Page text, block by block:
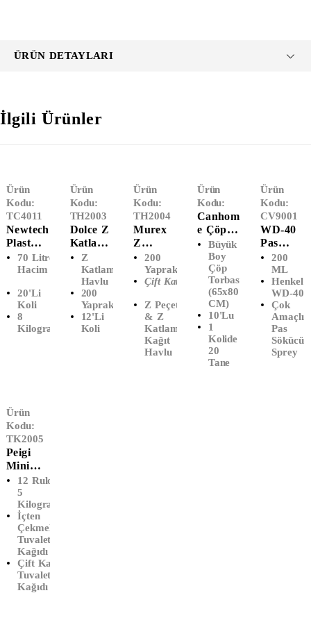
ÜRÜN DETAYLARI
İlgili Ürünler
Ürün
Kodu:
TC4011
Newtech
Plast
Endüstri
Yel Çöp
Battal
Boy
(72x95)
70 Litre
Hacim
20'Li
Koli
8
Kilogram
Ürün
Kodu:
TH2003
Dolce Z
Katlama
Lı
Dispense
R Havlu
(12'li)
Z
Katlamalı
Havlu
200
Yaprak
12'li
Koli
Ürün
Kodu:
TH2004
Murex
Z
Katlama
Kağıt
Havlu
200
Yaprak
Çift Katlı
Z Peçete
& Z
Katlama
Kağıt
Havlu
Ürün
Kodu:
Canhom
E Çöp
Poşeti
Büyük
Boy
(65x80
CM)
Büyük
Boy
Çöp
Torbası
(65x80
CM)
10'lu
1
Kolide
20
Tane
Ürün
Kodu:
CV9001
WD-40
Pas
Sökücü
Sprey
(200
ML)
200
ML
Henkel
WD-40
Çok
Amaçlı
Pas
Sökücü
Sprey
Ürün
Kodu:
TK2005
Peigi
Mini
İçten
Çekmeli
Tuvalet
Kağıdı
Çift
Katlı
(12'li)
12 Rulo -
5
Kilogram
İçten
Çekmeli
Tuvalet
Kağıdı
Çift Katlı
Tuvalet
Kağıdı